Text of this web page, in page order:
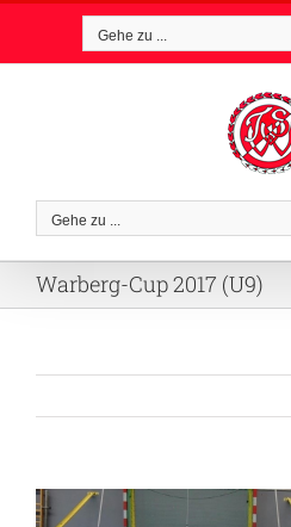
Gehe zu ...
Gehe zu ...
Warberg-Cup 2017 (U9)
Zeige